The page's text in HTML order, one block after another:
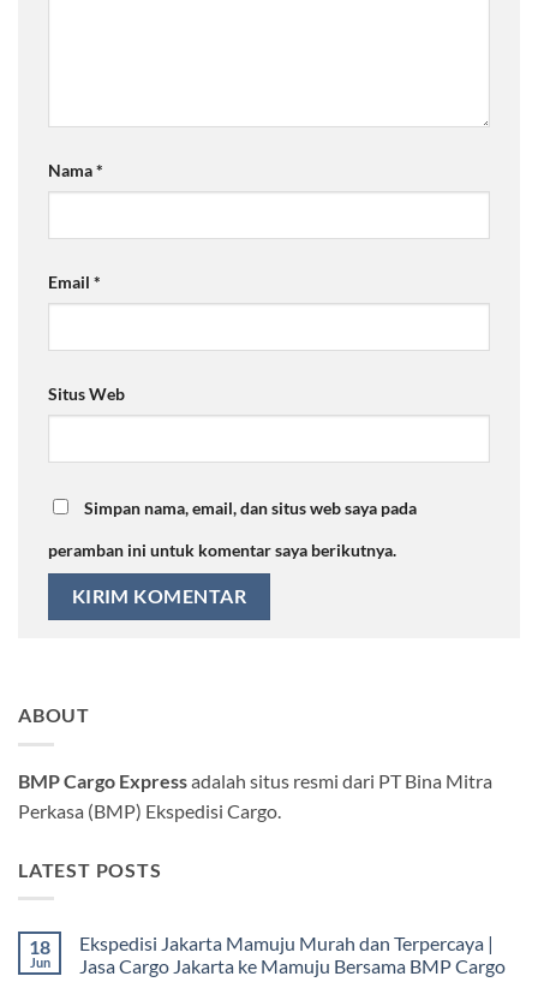
Nama*
Email *
Situs Web
Simpan nama, email, dan situs web saya pada
peramban ini untuk komentar saya berikutnya.
ABOUT
BMP Cargo Expressadalah situs resmi dari PT Bina Mitra
Perkasa (BMP) Ekspedisi Cargo.
LATEST POSTS
18
Jun
Ekspedisi Jakarta Mamuju Murah dan Terpercaya |
Jasa Cargo Jakarta ke Mamuju Bersama BMP Cargo